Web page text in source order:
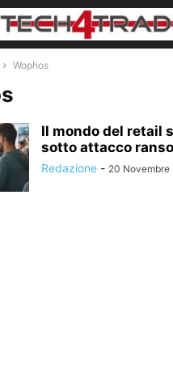
Wophos
Il mondo del retail
sotto attacco
Redazione - 20 Novembre